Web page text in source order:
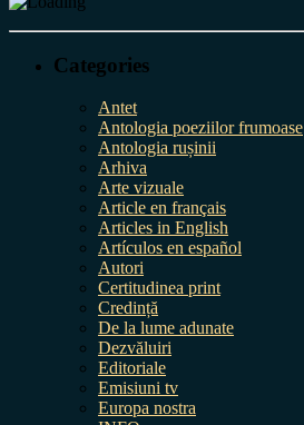
Categories
Antet
Antologia poeziilor frumoase
Antologia rușinii
Arhiva
Arte vizuale
Article en français
Articles in English
Artículos en español
Autori
Certitudinea print
Credință
De la lume adunate
Dezvăluiri
Editoriale
Emisiuni tv
Europa nostra